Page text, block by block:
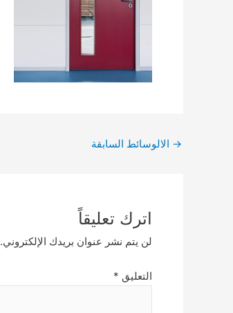
Post
→ الالوسائط السابقة
اترك تعليقاً
لن يتم نشر عنوان بريدك الإلكتروني.
التعليق *